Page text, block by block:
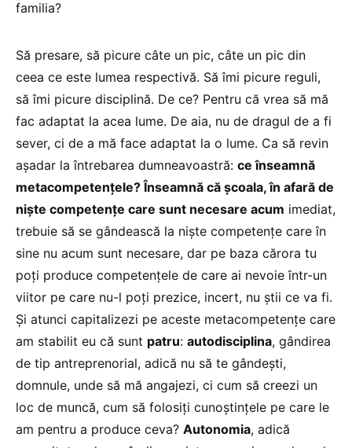
familia?
Să presare, să picure câte un pic, câte un pic din
ceea ce este lumea respectivă. Să îmi picure reguli,
să îmi picure disciplină. De ce? Pentru că vrea să mă
fac adaptat la acea lume. De aia, nu de dragul de a fi
sever, ci de a mă face adaptat la o lume. Ca să revin
așadar la întrebarea dumneavoastră: ce înseamnă
metacompetențele? Înseamnă că școala, în afară de
niște competențe care sunt necesare acum imediat,
trebuie să se gândească la niște competențe care în
sine nu acum sunt necesare, dar pe baza cărora tu
poți produce competențele de care ai nevoie într-un
viitor pe care nu-l poți prezice, incert, nu știi ce va fi.
Și atunci capitalizezi pe aceste metacompetențe care
am stabilit eu că sunt patru: autodisciplina, gândirea
de tip antreprenorial, adică nu să te gândești,
domnule, unde să mă angajezi, ci cum să creezi un
loc de muncă, cum să folosiți cunoștințele pe care le
am pentru a produce ceva? Autonomia, adică